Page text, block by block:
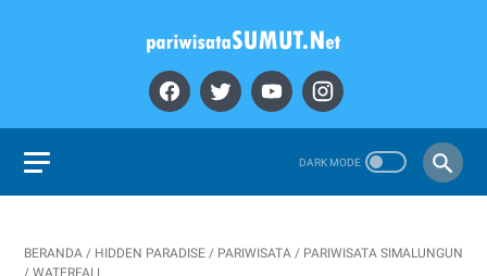
BERANDA / HIDDEN PARADISE / PARIWISATA / PARIWISATA SIMALUNGUN
/ WATERFALL